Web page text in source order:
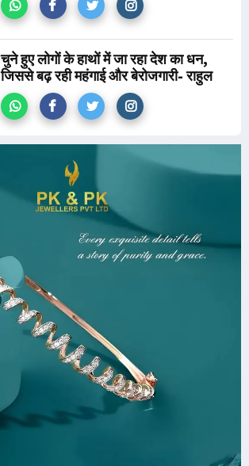
चुने हुए लोगों के हाथों में जा रहा देश का धन,
जिससे बढ़ रही महंगाई और बेरोजगारी- राहुल